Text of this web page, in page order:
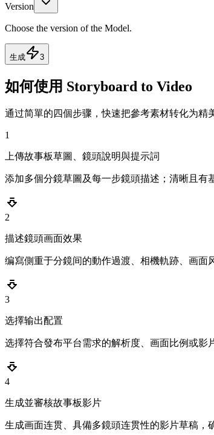
Version
Choose the version of the Model.
生成 3
如何使用 Storyboard to Video
通过简單的四個步骤，快速把參考素材转化为精
1
上傳故事板草圖、鏡頭說明與提示詞
添加多個分鏡草圖及每一步鏡頭描述；清晰且有
2
描述鏡頭画面效果
编寫側重于分鏡间的動作過渡、相機軌跡、画面
3
选擇输出配置
选擇符合發布平台需求的解析度、画面比例或影
4
生成並審核故事板影片
生成画面连贯、具備多鏡頭连贯性的影片草稿，